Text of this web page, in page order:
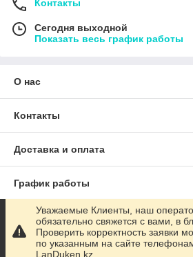
Контакты
Сегодня выходной
Показать весь график работы
О нас
Контакты
Доставка и оплата
График работы
Полная версия сайта
Сайт создан на маркетплейсе Satu.kz
Уважаемые Клиенты, наш
обязательно свяжется с вами, в
Проверить корректность заявки
по указанным на сайте
LanDuken.kz